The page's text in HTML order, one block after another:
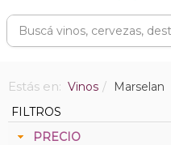
Estás en: Vinos
Marselan
FILTROS
PRECIO